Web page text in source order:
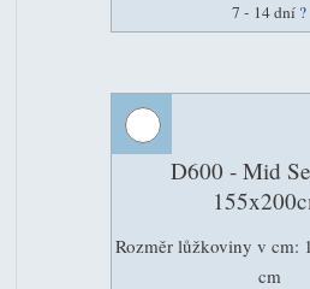
7 - 14 dní ?
D600 - Mid
Rozměr lůžkoviny v cm:
cm